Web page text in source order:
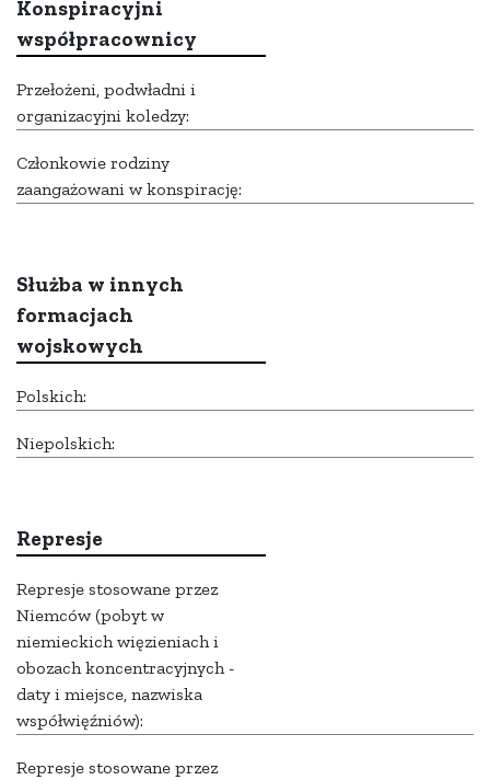
Konspiracyjni
współpracownicy
Przełożeni, podwładni i
organizacyjni koledzy:
Członkowie rodziny
zaangażowani w konspirację:
Służba w innych
formacjach
wojskowych
Polskich:
Niepolskich:
Represje
Represje stosowane przez
Niemców (pobyt w
niemieckich więzieniach i
obozach koncentracyjnych -
daty i miejsce, nazwiska
współwięźniów):
Represje stosowane przez